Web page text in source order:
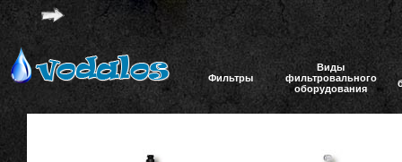
Фильтры
Виды
фильтровального
оборудования